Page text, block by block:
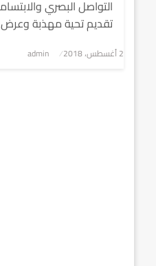
تقديم تحية مهذبة
نُشر
2 أغسطس، 2018 admin